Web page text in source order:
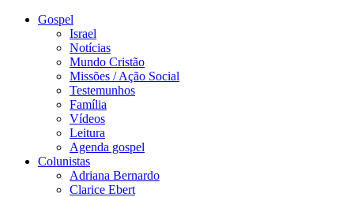
Gospel
Israel
Notícias
Mundo Cristão
Missões / Ação Social
Testemunhos
Família
Vídeos
Leitura
Agenda gospel
Colunistas
Adriana Bernardo
Clarice Ebert